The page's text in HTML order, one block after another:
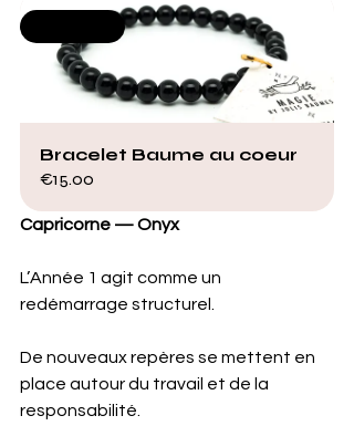
Bracelet Baume au coeur
€15.00
Capricorne — Onyx
L’Année 1 agit comme un
redémarrage structurel.
De nouveaux repères se mettent en
place autour du travail et de la
responsabilité.